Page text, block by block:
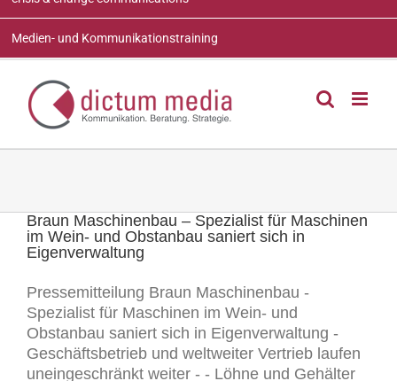
Medien- und Kommunikationstraining
Braun Maschinenbau – Spezialist für Maschinen
im Wein- und Obstanbau saniert sich in
Eigenverwaltung
Pressemitteilung Braun Maschinenbau -
Spezialist für Maschinen im Wein- und
Obstanbau saniert sich in Eigenverwaltung -
Geschäftsbetrieb und weltweiter Vertrieb laufen
uneingeschränkt weiter - - Löhne und Gehälter